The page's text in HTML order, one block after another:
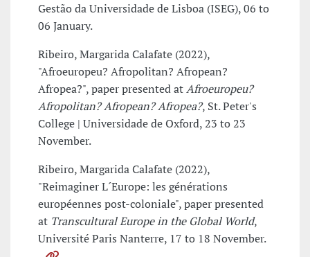
Gestão da Universidade de Lisboa (ISEG), 06 to
06 January.
Ribeiro, Margarida Calafate (2022),
"Afroeuropeu? Afropolitan? Afropean?
Afropea?", paper presented atAfroeuropeu?
Afropolitan? Afropean? Afropea?, St. Peter's
College | Universidade de Oxford, 23 to 23
November.
Ribeiro, Margarida Calafate (2022),
"Reimaginer L´Europe: les générations
européennes post-coloniale", paper presented
at Transcultural Europe in the Global World,
Université Paris Nanterre, 17 to 18 November.